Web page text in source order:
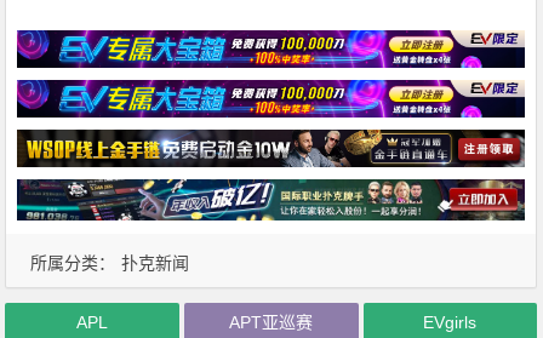
所属分类： 扑克新闻
APL APT亚巡赛 EVgirls